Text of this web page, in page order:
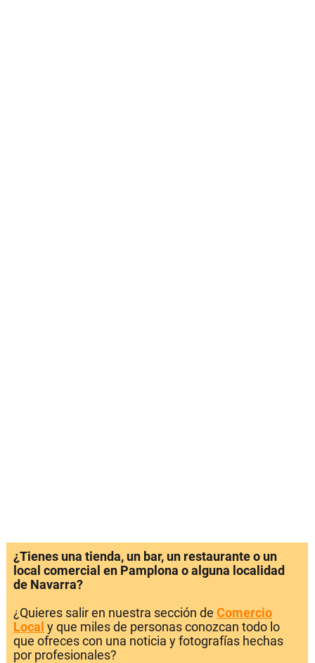
¿Tienes una tienda, un bar, un restaurante o un
local comercial en Pamplona o alguna localidad
de Navarra?
¿Quieres salir en nuestra sección de Comercio
Local y que miles de personas conozcan todo lo
que ofreces con una noticia y fotografías hechas
por profesionales?